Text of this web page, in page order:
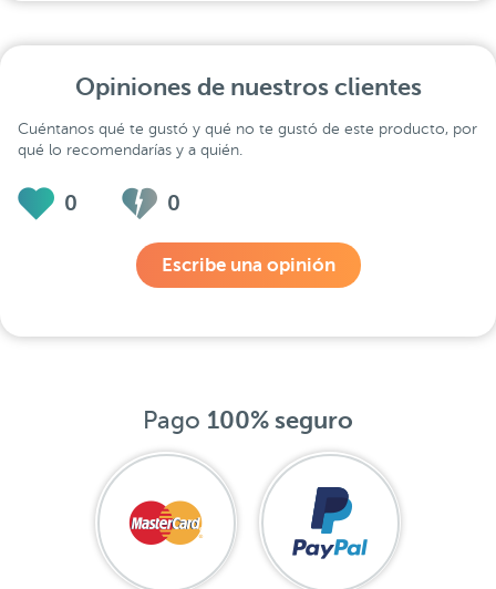
Opiniones de nuestros clientes
Cuéntanos qué te gustó y qué no te gustó de este producto, por
qué lo recomendarías y a quién.
0 0
Escribe una opinión
Pago 100% seguro